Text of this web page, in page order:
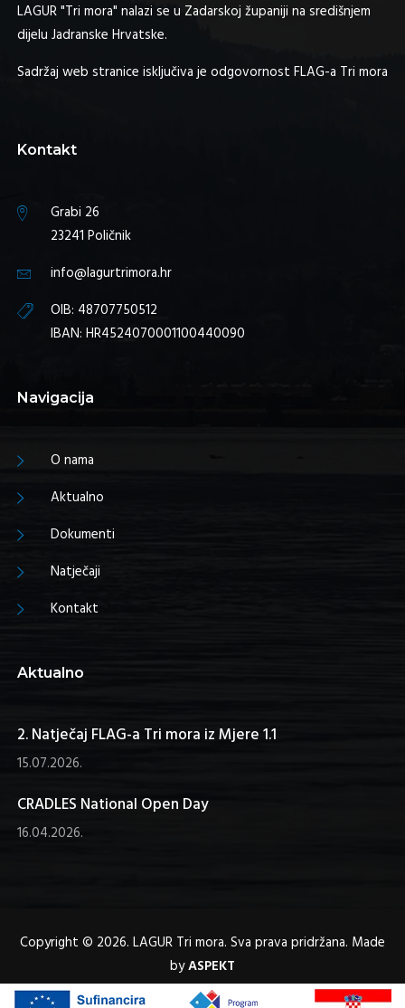
LAGUR "Tri mora" nalazi se u Zadarskoj županiji na središnjem
dijelu Jadranske Hrvatske.
Sadržaj web stranice isključiva je odgovornost FLAG-a Tri mora
Kontakt
Grabi 26
23241 Poličnik
info@lagurtrimora.hr
OIB: 48707750512
IBAN: HR4524070001100440090
Navigacija
O nama
Aktualno
Dokumenti
Natječaji
Kontakt
Aktualno
2. Natječaj FLAG-a Tri mora iz Mjere 1.1
15.07.2026.
CRADLES National Open Day
16.04.2026.
Copyright © 2026. LAGUR Tri mora. Sva prava pridržana. Made
byASPEKT
Pravila privatnosti